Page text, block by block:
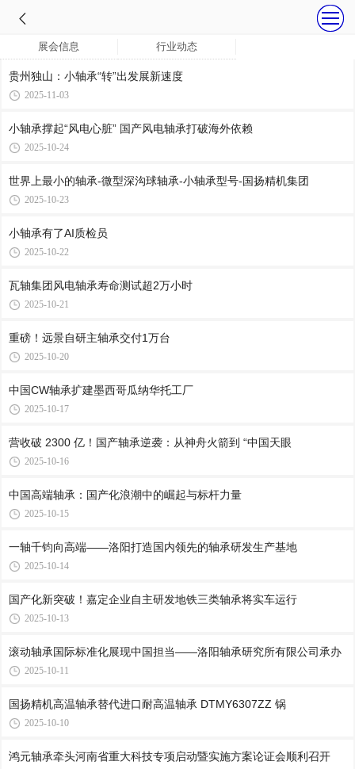
展会信息 行业动态
贵州独山：小轴承“转”出发展新速度
2025-11-03
小轴承撑起“风电心脏” 国产风电轴承打破海外依赖
2025-10-24
世界上最小的轴承-微型深沟球轴承-小轴承型号-国扬精机集团
2025-10-23
小轴承有了AI质检员
2025-10-22
瓦轴集团风电轴承寿命测试超2万小时
2025-10-21
重磅！远景自研主轴承交付1万台
2025-10-20
中国CW轴承扩建墨西哥瓜纳华托工厂
2025-10-17
营收破 2300 亿！国产轴承逆袭：从神舟火箭到 “中国天眼
2025-10-16
中国高端轴承：国产化浪潮中的崛起与标杆力量
2025-10-15
一轴千钧向高端——洛阳打造国内领先的轴承研发生产基地
2025-10-14
国产化新突破！嘉定企业自主研发地铁三类轴承将实车运行
2025-10-13
滚动轴承国际标准化展现中国担当——洛阳轴承研究所有限公司承办
2025-10-11
国扬精机高温轴承替代进口耐高温轴承 DTMY6307ZZ 锅
2025-10-10
鸿元轴承牵头河南省重大科技专项启动暨实施方案论证会顺利召开